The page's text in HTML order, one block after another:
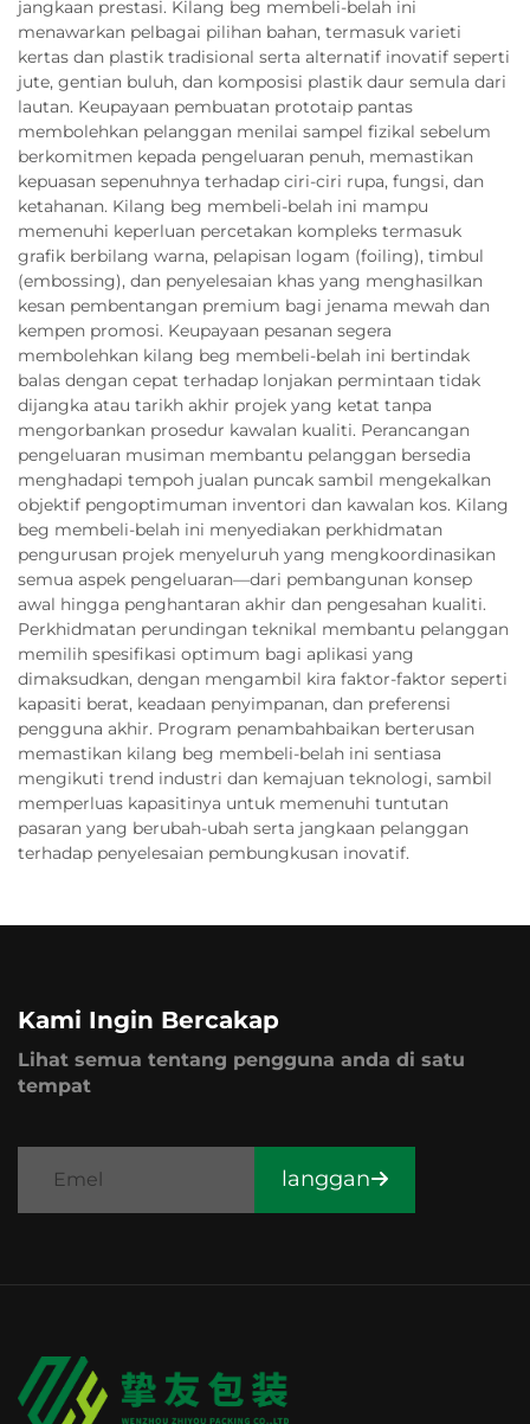
jangkaan prestasi. Kilang beg membeli-belah ini
menawarkan pelbagai pilihan bahan, termasuk varieti
kertas dan plastik tradisional serta alternatif inovatif seperti
jute, gentian buluh, dan komposisi plastik daur semula dari
lautan. Keupayaan pembuatan prototaip pantas
membolehkan pelanggan menilai sampel fizikal sebelum
berkomitmen kepada pengeluaran penuh, memastikan
kepuasan sepenuhnya terhadap ciri-ciri rupa, fungsi, dan
ketahanan. Kilang beg membeli-belah ini mampu
memenuhi keperluan percetakan kompleks termasuk
grafik berbilang warna, pelapisan logam (foiling), timbul
(embossing), dan penyelesaian khas yang menghasilkan
kesan pembentangan premium bagi jenama mewah dan
kempen promosi. Keupayaan pesanan segera
membolehkan kilang beg membeli-belah ini bertindak
balas dengan cepat terhadap lonjakan permintaan tidak
dijangka atau tarikh akhir projek yang ketat tanpa
mengorbankan prosedur kawalan kualiti. Perancangan
pengeluaran musiman membantu pelanggan bersedia
menghadapi tempoh jualan puncak sambil mengekalkan
objektif pengoptimuman inventori dan kawalan kos. Kilang
beg membeli-belah ini menyediakan perkhidmatan
pengurusan projek menyeluruh yang mengkoordinasikan
semua aspek pengeluaran—dari pembangunan konsep
awal hingga penghantaran akhir dan pengesahan kualiti.
Perkhidmatan perundingan teknikal membantu pelanggan
memilih spesifikasi optimum bagi aplikasi yang
dimaksudkan, dengan mengambil kira faktor-faktor seperti
kapasiti berat, keadaan penyimpanan, dan preferensi
pengguna akhir. Program penambahbaikan berterusan
memastikan kilang beg membeli-belah ini sentiasa
mengikuti trend industri dan kemajuan teknologi, sambil
memperluas kapasitinya untuk memenuhi tuntutan
pasaran yang berubah-ubah serta jangkaan pelanggan
terhadap penyelesaian pembungkusan inovatif.
Kami Ingin Bercakap
Lihat semua tentang pengguna anda di satu
tempat
langgan